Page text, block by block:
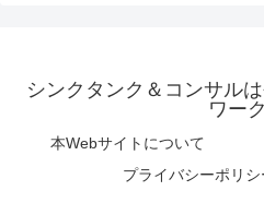
シンクタンク＆コンサル
ワーク
本Webサイトについて
プライバシーポリ